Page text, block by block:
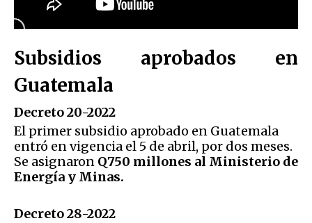
Subsidios aprobados en
Guatemala
Decreto 20-2022
El primer subsidio aprobado en Guatemala
entró en vigencia el 5 de abril, por dos meses.
Se asignaron Q750 millones al Ministerio de
Energía y Minas.
Decreto 28-2022